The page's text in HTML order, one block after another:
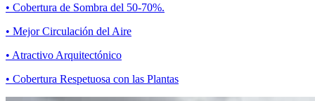
• Cobertura de Sombra del 50-70%.
• Mejor Circulación del Aire
• Atractivo Arquitectónico
• Cobertura Respetuosa con las Plantas